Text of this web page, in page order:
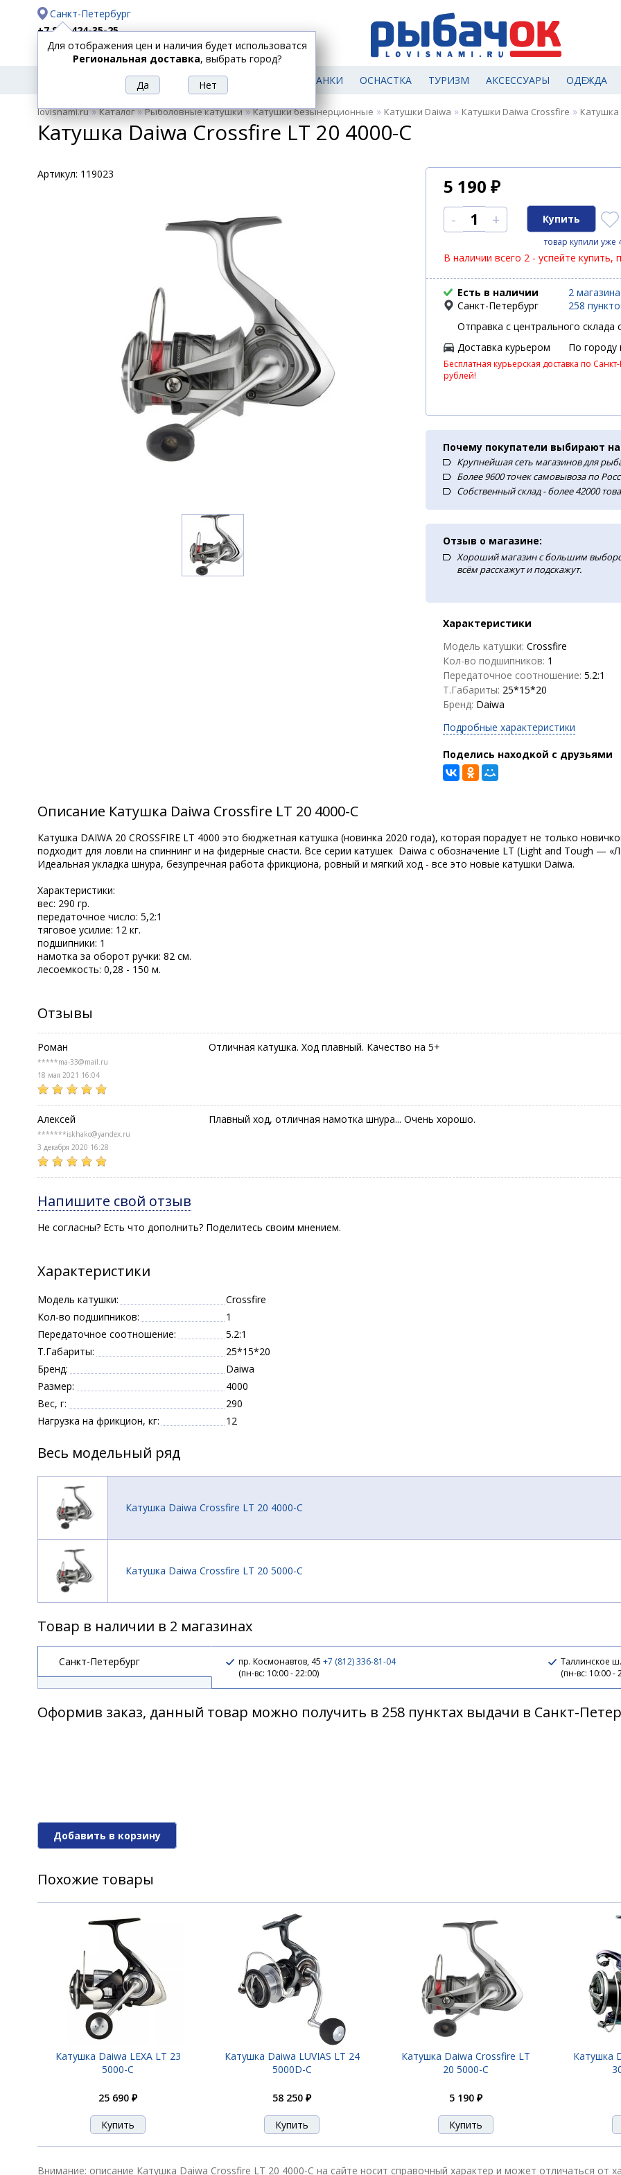
Санкт-Петербург
+7 812 424-35-25
Доставка
Оплата
Для отображения цен и наличия будет использоватся
Региональная доставка, выбрать город?
РЫБОЛОВНЫЕ
ТОВАРЫ
СПИННИНГИ КАТУШКИ ПРИМАНКИ ОСНАСТКА ТУРИЗМ АКСЕССУАРЫ ОДЕЖДА
lovisnami.ru»Каталог»Рыболовные катушки»Катушки безынерционные » Катушки Daiwa » Катушки Daiwa Crossfire » Катушка
Катушка Daiwa Crossfire LT 20 4000-C
Артикул: 119023
5 190 ₽
- +
товар купили уже
В наличии всего 2 - успейте купить,
Есть в наличии
2 магазина
Санкт-Петербург
258
Отправка с центрального склада
Доставка курьером
По городу
Бесплатная курьерская доставка по
рублей!
Почему покупатели выбирают
Крупнейшая сеть магазинов для
Более 9600 точек самовывоза по
Собственный склад - более 42000
Отзыв о магазине:
Хороший магазин с большим
всём расскажут и подскажут.
Характеристики
Модель катушки: Crossfire
Кол-во подшипников: 1
Передаточное соотношение: 5.2:1
Т.Габариты: 25*15*20
Бренд: Daiwa
Подробные характеристики
Поделись находкой с друзьями
Описание Катушка Daiwa Crossfire LT 20 4000-C
Катушка DAIWA 20 CROSSFIRE LT 4000 это бюджетная катушка (новинка 2020 года), которая порадует не только
подходит для ловли на спиннинг и на фидерные снасти. Все серии катушек Daiwa с обозначение LT (Light and Tough —
Идеальная укладка шнура, безупречная работа фрикциона, ровный и мягкий ход - все это новые катушки Daiwa.
Характеристики:
вес: 290 гр.
передаточное число: 5,2:1
тяговое усилие: 12 кг.
подшипники: 1
намотка за оборот ручки: 82 см.
лесоемкость: 0,28 - 150 м.
Отзывы
Роман
*****ma-33@mail.ru
18 мая 2021 16:04
Отличная катушка. Ход плавный. Качество на 5+
Алексей
*******iskhako@yandex.ru
3 декабря 2020 16:28
Плавный ход, отличная намотка шнура... Очень хорошо.
Напишите свой отзыв
Не согласны? Есть что дополнить? Поделитесь своим мнением.
Характеристики
Модель катушки:
Crossfire
Кол-во подшипников:
1
Передаточное соотношение:
5.2:1
Т.Габариты:
25*15*20
Бренд:
Daiwa
Размер:
4000
Вес, г:
290
Нагрузка на фрикцион, кг:
12
Весь модельный ряд
Катушка Daiwa Crossfire LT 20 4000-C
Катушка Daiwa Crossfire LT 20 5000-C
Товар в наличии в 2 магазинах
Санкт-Петербург пр. Космонавтов, 45 +7 (812) 336-81-04
(пн-вс: 10:00 - 22:00)
Таллинское
(пн-вс: 10:00 -
Оформив заказ, данный товар можно получить в 258 пунктах выдачи в Санкт-
Добавить в корзину
Похожие товары
Катушка Daiwa LEXA LT 23
5000-C
25 690 ₽
Катушка Daiwa LUVIAS LT 24
5000D-C
58 250 ₽
Катушка Daiwa Crossfire LT
20 5000-C
5 190 ₽
Катушка
Внимание: описание Катушка Daiwa Crossfire LT 20 4000-C на сайте носит справочный характер и может отличаться от